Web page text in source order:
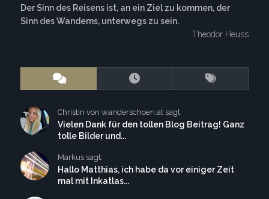
Der Sinn des Reisens ist, an ein Ziel zu kommen, der
Sinn des Wanderns, unterwegs zu sein.
Theodor Heuss
Christin von wanderschoen.at sagt:
Vielen Dank für den tollen Blog Beitrag! Ganz
tolle Bilder und...
Markus sagt:
Hallo Matthias, ich habe da vor einiger Zeit
mal mit Inkatlas...